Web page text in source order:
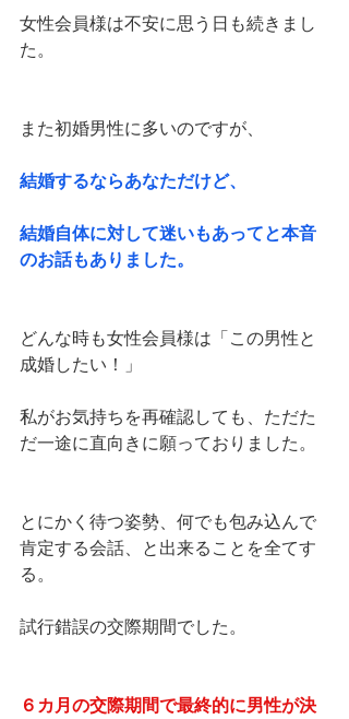
女性会員様は不安に思う日も続きまし
た。
また初婚男性に多いのですが、
結婚するならあなただけど、
結婚自体に対して迷いもあってと本音
のお話もありました。
どんな時も女性会員様は「この男性と
成婚したい！」
私がお気持ちを再確認しても、ただた
だ一途に直向きに願っておりました。
とにかく待つ姿勢、何でも包み込んで
肯定する会話、と出来ることを全てす
る。
試行錯誤の交際期間でした。
６カ月の交際期間で最終的に男性が決